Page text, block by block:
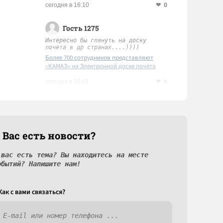
сегодня в 16:10 0
Гость 1275
Интересно бы глянуть на доску
почета в др странах....))))
Более 700 сотрудников представляют
«КАМАЗ» на Электронной доске почёта
есть новости?
есть тема? Вы находитесь на месте
Напишите нам!
c вами связаться?